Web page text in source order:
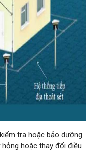
tra hoặc bảo dưỡng
hoặc thay đổi điều